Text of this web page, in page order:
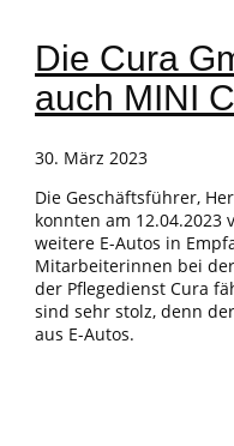
Die Cura
auch MINI
30. März 2023
Die Geschäftsführer,
konnten am 12.04.2023
weitere E-Autos in
Mitarbeiterinnen bei
der Pflegedienst Cura
sind sehr stolz, denn
aus E-Autos.